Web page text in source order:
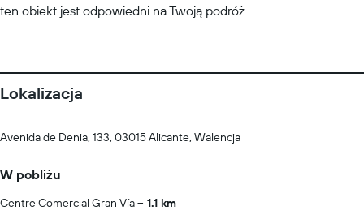
ten obiekt jest odpowiedni na Twoją podróż.
Lokalizacja
Avenida de Denia, 133, 03015 Alicante, Walencja
W pobliżu
Centre Comercial Gran Vía
1.1 km